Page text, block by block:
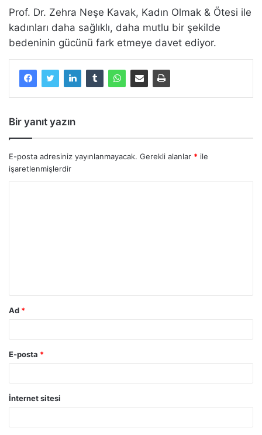
Prof. Dr. Zehra Neşe Kavak, Kadın Olmak & Ötesi ile
kadınları daha sağlıklı, daha mutlu bir şekilde
bedeninin gücünü fark etmeye davet ediyor.
Bir yanıt yazın
E-posta adresiniz yayınlanmayacak. Gerekli alanlar * ile
işaretlenmişlerdir
Ad *
E-posta *
İnternet sitesi